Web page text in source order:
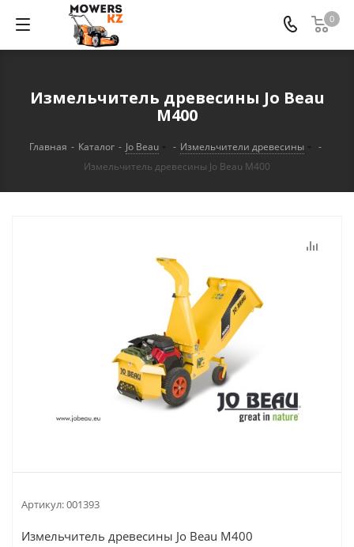
0
Измельчитель древесины Jo Beau
M400
Главная - Каталог - Jo Beau - Измельчители древесины
-
Измельчитель древесины Jo Beau M400
Артикул:001393
Измельчитель древесины Jo Beau M400